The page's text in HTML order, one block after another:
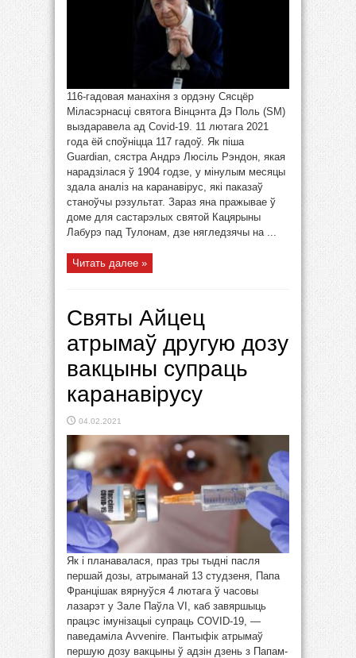
116-гадовая манахіня з ордэну Сясцёр
Міласэрнасці святога Вінцэнта Дэ Поль (SM)
выздаравела ад Covid-19. 11 лютага 2021
года ёй споўніцца 117 гадоў. Як піша
Guardian, сястра Андрэ Люсіль Рэндон, якая
нарадзілася ў 1904 годзе, у мінулым месяцы
здала аналіз на каранавірус, які паказаў
станоўчы рэзультат. Зараз яна пражывае ў
доме для састарэлых святой Кацярыны
Лабурэ пад Тулонам, дзе нягледзячы на ...
Читать далее »
Святы Айцец
атрымаў другую дозу
вакцыны супраць
каранавірусу
04.02.2021
Як і планавалася, праз тры тыдні пасля
першай дозы, атрыманай 13 студзеня, Папа
Францішак вярнуўся 4 лютага ў часовы
лазарэт у Зале Паўла VI, каб завяршыць
працэс імунізацыі супраць COVID-19, —
паведаміла Avvenire. Пантыфік атрымаў
першую дозу вакцыны ў адзін дзень з Папам-